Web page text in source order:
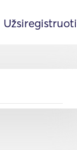
Užsiregistruoti